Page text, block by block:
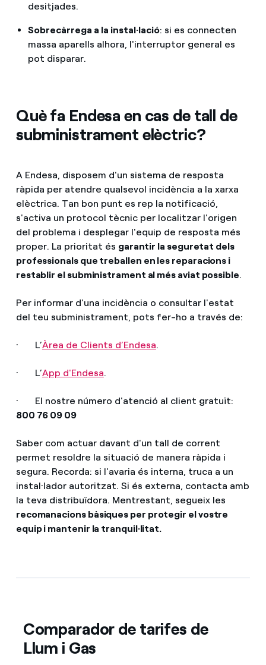
desitjades.
Sobrecàrrega a la instal·lació: si es connecten
massa aparells alhora, l'interruptor general es
pot disparar.
Què fa Endesa en cas de tall de
subministrament elèctric?
A Endesa, disposem d'un sistema de resposta
ràpida per atendre qualsevol incidència a la xarxa
elèctrica. Tan bon punt es rep la notificació,
s'activa un protocol tècnic per localitzar l'origen
del problema i desplegar l'equip de resposta més
proper. La prioritat és garantir la seguretat dels
professionals que treballen en les reparacions i
restablir el subministrament al més aviat possible.
Per informar d'una incidència o consultar l'estat
del teu subministrament, pots fer-ho a través de:
· L’Àrea de Clients d’Endesa.
· L’App d'Endesa.
· El nostre número d'atenció al client gratuït:
800 76 09 09
Saber com actuar davant d'un tall de corrent
permet resoldre la situació de manera ràpida i
segura. Recorda: si l'avaria és interna, truca a un
instal·lador autoritzat. Si és externa, contacta amb
la teva distribuïdora. Mentrestant, segueix les
recomanacions bàsiques per protegir el vostre
equip i mantenir la tranquil·litat.
Comparador de tarifes de
Llum i Gas